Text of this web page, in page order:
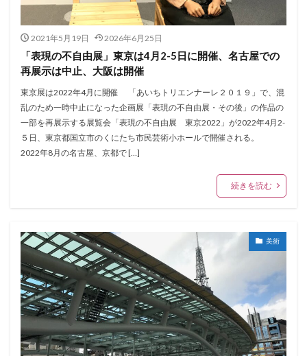
2021年5月19日 2026年6月25日
「表現の不自由展」東京は4月2-5日に開催、名古屋での
再展示は中止、大阪は開催
東京展は2022年4月に開催 「あいちトリエンナーレ２０１９」で、混
乱のため一時中止になった企画展「表現の不自由展・その後」の作品の
一部を再展示する展覧会「表現の不自由展 東京2022」が2022年4月2-
５日、東京都国立市のくにたち市民芸術小ホールで開催される。
2022年8月の名古屋、京都で […]
続きを読む
美術